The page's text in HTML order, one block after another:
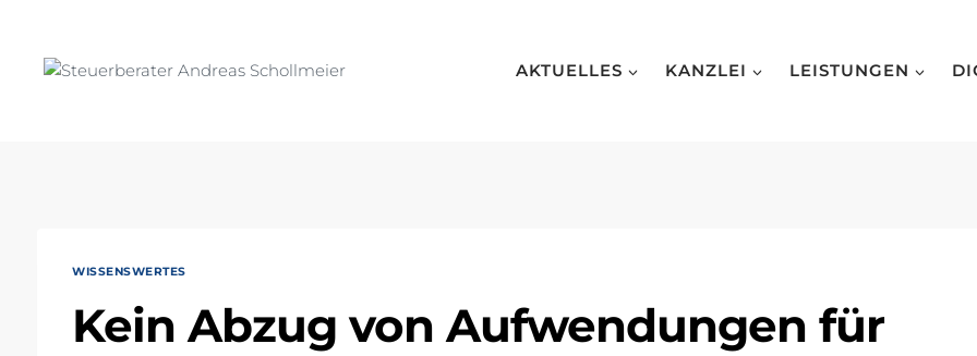
springen
AKTUELLES KANZLEI LEISTUNGEN
WISSENSWERTES
Kein Abzug von Aufwendungen für